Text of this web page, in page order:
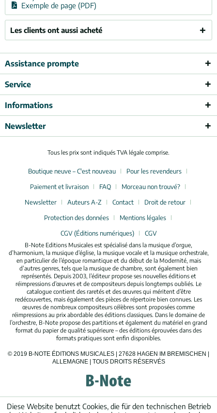
Exemple de page (PDF)
Les clients ont aussi acheté
Assistance prompte
Service
Informations
Newsletter
Tous les prix sont indiqués TVA légale comprise.
Boutique neuve – C'est nouveau
Pour les revendeurs
Paiement et livraison
FAQ
Morceau non trouvé?
Newsletter
Auteurs A-Z Contact
Droit de retour
Protection des données
Mentions légales
CGV (Éditions numériques)
CGV
B-Note Editions Musicales est spécialisé dans la musique d’orgue,
d’harmonium, la musique d’église, la musique vocale et la musique orchestrale,
en particulier de l’époque romantique et du début de la Modernité, mais
d’autres genres, tels que la musique de chambre, sont également bien
représentés. Depuis 2003, l’éditeur propose ses nouvelles éditions et
réimpressions d’œuvres et de compositeurs depuis longtemps oubliés. Le
catalogue contient des raretés et des œuvres qui méritent d’être
redécouvertes, mais également des pièces de répertoire bien connues. Les
œuvres de nombreux compositeurs célèbres sont proposées comme
réimpressions au prix abordable des éditions classiques. Dans le domaine de
l’orchestre, B-Note propose des partitions et également du matériel en grand
format du papier de qualité supérieure – des éditions éprouvées dans des
formats pratiques sont enfin disponibles.
© 2019 B-NOTE ÉDITIONS MUSICALES | 27628 HAGEN IM BREMISCHEN |
ALLEMAGNE | TOUS DROITS RÉSERVÉS
Diese Website benutzt Cookies, die für den technischen Betrieb